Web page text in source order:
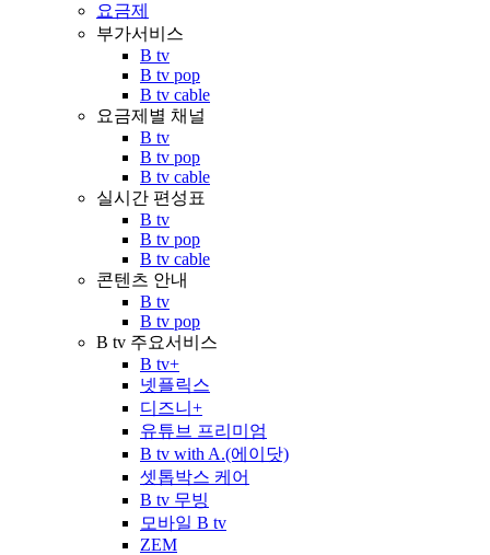
요금제
부가서비스
B tv
B tv pop
B tv cable
요금제별 채널
B tv
B tv pop
B tv cable
실시간 편성표
B tv
B tv pop
B tv cable
콘텐츠 안내
B tv
B tv pop
B tv 주요서비스
B tv+
넷플릭스
디즈니+
유튜브 프리미엄
B tv with A.(에이닷)
셋톱박스 케어
B tv 무빙
모바일 B tv
ZEM